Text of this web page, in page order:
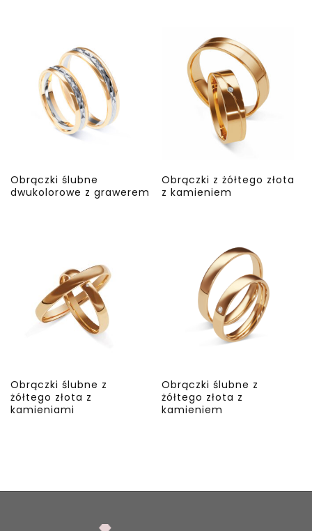
Obrączki ślubne
dwukolorowe z grawerem
Obrączki z żółtego złota
z kamieniem
Obrączki ślubne z
żółtego złota z
kamieniami
Obrączki ślubne z
żółtego złota z
kamieniem